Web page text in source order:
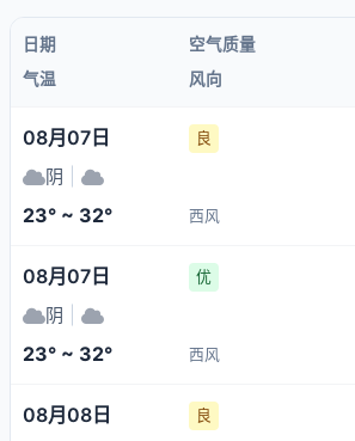
日期 空气质量
气温
风向
08月07日 良
阴
23° ~ 32° 西风
08月07日 优
阴
23° ~ 32° 西风
08月08日 良